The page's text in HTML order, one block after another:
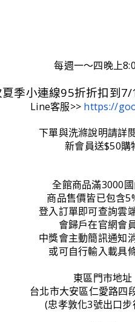
每週一～四晚上
季小連線95折折扣到
Line客服>> https://
下單與洗滌說明請詳
新會員送$50購
全館商品滿3000
商品售價皆已包含
登入訂單即可查詢雲
會歸戶在官網會
中獎會主動簡訊通知
或可自行輸入載具
東區門市地址
台北市大安區仁愛路四
(忠孝敦化3號出口步